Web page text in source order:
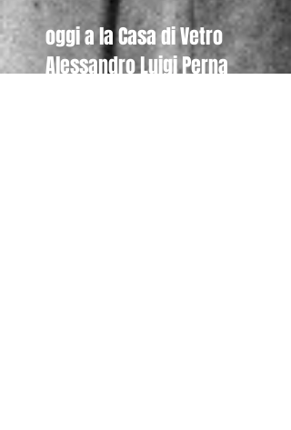
oggi a la Casa di Vetro
Alessandro Luigi Perna